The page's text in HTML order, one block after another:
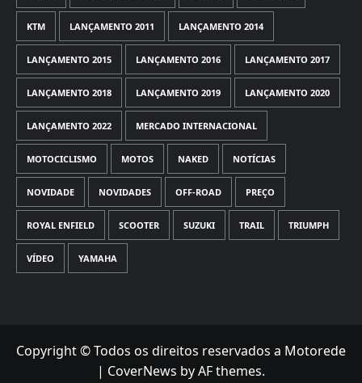
KTM LANÇAMENTO 2011 LANÇAMENTO 2014
LANÇAMENTO 2015 LANÇAMENTO 2016 LANÇAMENTO 2017
LANÇAMENTO 2018 LANÇAMENTO 2019 LANÇAMENTO 2020
LANÇAMENTO 2022 MERCADO INTERNACIONAL
MOTOCICLISMO MOTOS NAKED NOTÍCIAS
NOVIDADE NOVIDADES OFF-ROAD PREÇO
ROYAL ENFIELD SCOOTER SUZUKI TRAIL TRIUMPH
VÍDEO YAMAHA
Copyright © Todos os direitos reservados a Motorede
| CoverNews by AF themes.